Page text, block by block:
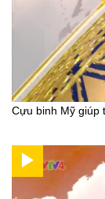
Cựu binh Mỹ giúp